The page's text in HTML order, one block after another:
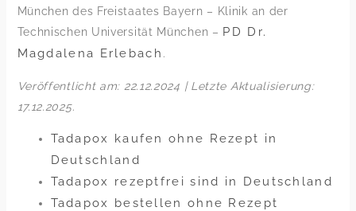
München des Freistaates Bayern – Klinik an der
Technischen Universität München – PD Dr.
Magdalena Erlebach .
Veröffentlicht am: 22.12.2024 | Letzte Aktualisierung:
17.12.2025.
Tadapox kaufen ohne Rezept in
Deutschland
Tadapox rezeptfrei sind in Deutschland
Tadapox bestellen ohne Rezept